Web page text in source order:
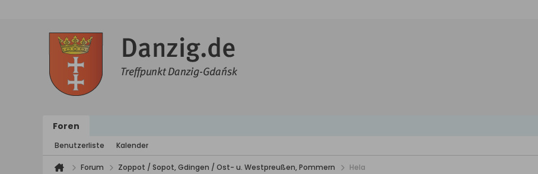
Foren
Benutzerliste Kalender
Forum Zoppot / Sopot, Gdingen / Ost- u. Westpreußen, Pommern Hela